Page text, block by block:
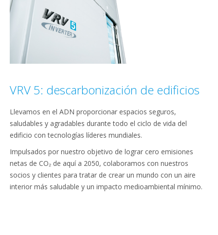
VRV 5: descarbonización de edificios
Llevamos en el ADN proporcionar espacios seguros,
saludables y agradables durante todo el ciclo de vida del
edificio con tecnologías líderes mundiales.
Impulsados por nuestro objetivo de lograr cero emisiones
netas de CO₂ de aquí a 2050, colaboramos con nuestros
socios y clientes para tratar de crear un mundo con un aire
interior más saludable y un impacto medioambiental mínimo.